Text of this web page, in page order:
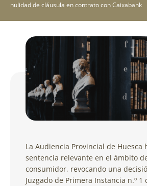
nulidad de cláusula en contrato con Caixabank
La Audiencia Provincial de Huesca
sentencia relevante en el ámbito
consumidor, revocando una
Juzgado de Primera Instancia n.º 1